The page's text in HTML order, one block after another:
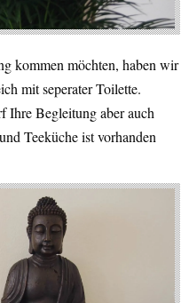
kommen möchten, haben wir
mit seperater Toilette.
Ihre Begleitung aber auch
Teeküche ist vorhanden